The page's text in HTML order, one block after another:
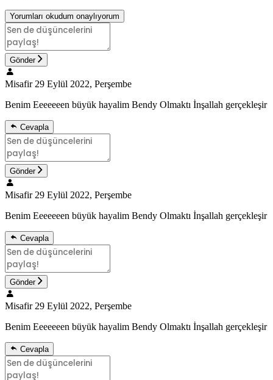
Yorumları okudum onaylıyorum
Gönder
Misafir 29 Eylül 2022, Perşembe
Benim Eeeeeeen büyük hayalim Bendy Olmaktı İnşallah gerçekleşir
Cevapla
Gönder
Misafir 29 Eylül 2022, Perşembe
Benim Eeeeeeen büyük hayalim Bendy Olmaktı İnşallah gerçekleşir
Cevapla
Gönder
Misafir 29 Eylül 2022, Perşembe
Benim Eeeeeeen büyük hayalim Bendy Olmaktı İnşallah gerçekleşir
Cevapla